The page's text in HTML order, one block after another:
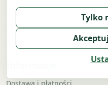
Lista
Koszyk
Tylko